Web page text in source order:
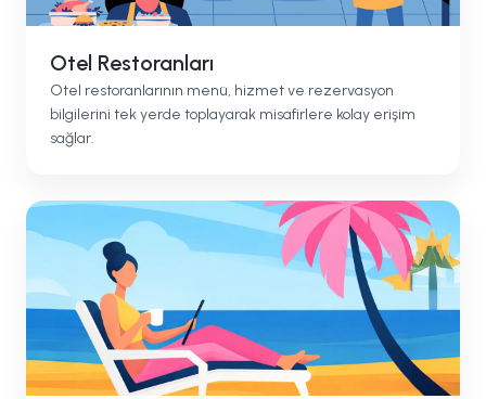
Otel Restoranları
Otel restoranlarının menü, hizmet ve rezervasyon
bilgilerini tek yerde toplayarak misafirlere kolay erişim
sağlar.